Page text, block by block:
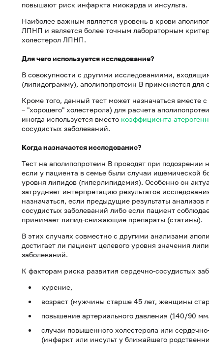
повышают риск инфаркта миокарда и инсульта.
Наиболее важным является уровень в крови
ЛПНП и является более точным лабораторным
холестерол ЛПНП.
Для чего используется исследование?
В совокупности с другими исследованиями,
(липидограмму), аполипопротеин В применяется для
Кроме того, данный тест может назначаться вместе с
– "хорошего" холестерола) для расчета
иногда используется вместо коэффициента
сосудистых заболеваний.
Когда назначается исследование?
Тест на аполипопротеин B проводят при
если у пациента в семье были случаи ишемической
уровня липидов (гиперлипидемия). Особенно он
затрудняет интерпретацию результатов
назначаться, если предыдущие результаты
сосудистых заболеваний либо если пациент
принимает липид-снижающие препараты (статины).
В этих случаях совместно с другими анализами
достигает ли пациент целевого уровня значения
заболеваний.
К факторам риска развития сердечно-сосудистых
курение,
возраст (мужчины старше 45 лет, женщины
повышение артериального давления (140/90
случаи повышенного холестерола или
(инфаркт или инсульт у ближайшего